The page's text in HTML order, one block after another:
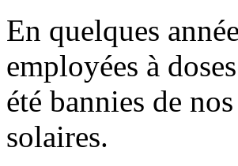
En quelques
employées à
été bannies de
solaires.